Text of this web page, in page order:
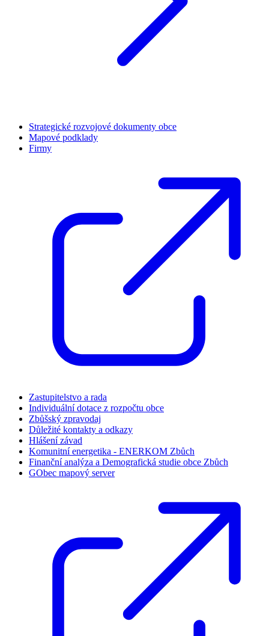
Strategické rozvojové dokumenty obce
Mapové podklady
Firmy
Zastupitelstvo a rada
Individuální dotace z rozpočtu obce
Zbůšský zpravodaj
Důležité kontakty a odkazy
Hlášení závad
Komunitní energetika - ENERKOM Zbůch
Finanční analýza a Demografická studie obce Zbůch
GObec mapový server